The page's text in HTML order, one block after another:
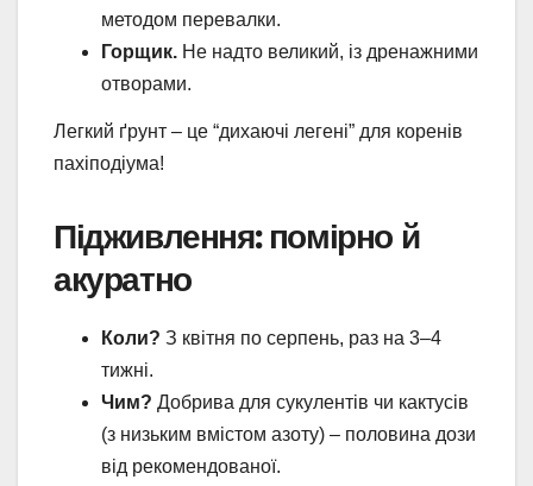
методом перевалки.
Горщик. Не надто великий, із дренажними
отворами.
Легкий ґрунт – це “дихаючі легені” для коренів
пахіподіума!
Підживлення: помірно й
акуратно
Коли? З квітня по серпень, раз на 3–4
тижні.
Чим? Добрива для сукулентів чи кактусів
(з низьким вмістом азоту) – половина дози
від рекомендованої.